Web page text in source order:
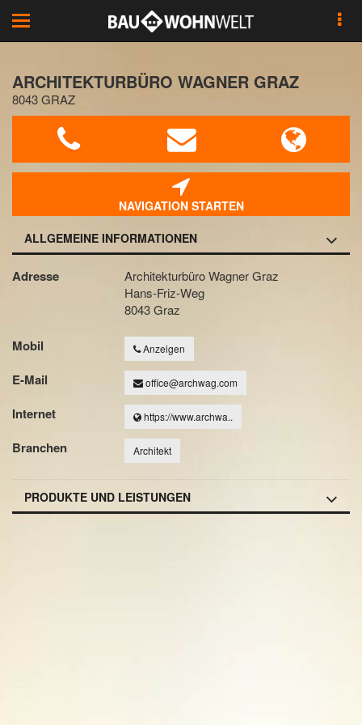
Toggle
navigation
ARCHITEKTURBÜRO WAGNER GRAZ
8043 GRAZ
NAVIGATION STARTEN
ALLGEMEINE INFORMATIONEN
Adresse
Architekturbüro Wagner Graz
Hans-Friz-Weg
8043 Graz
Mobil Anzeigen
E-Mail office@archwag.com
Internet https://www.archwa..
Branchen Architekt
PRODUKTE UND LEISTUNGEN